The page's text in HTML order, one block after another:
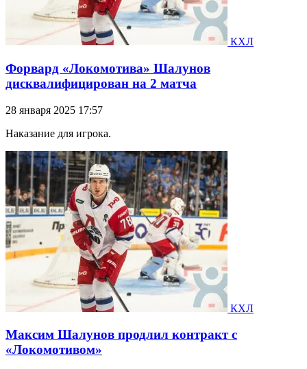
КХЛ
Форвард «Локомотива» Шалунов
дисквалифицирован на 2 матча
28 января 2025 17:57
Наказание для игрока.
КХЛ
Максим Шалунов продлил контракт с
«Локомотивом»